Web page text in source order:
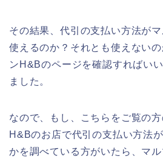
その結果、代引の支払い方法が
使えるのか？それとも使えない
ンH&Bのページを確認すればい
ました。
なので、もし、こちらをご覧の
H&Bのお店で代引の支払い方法
かを調べている方がいたら、マ